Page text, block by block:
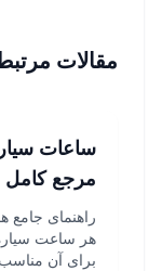
مقالات
ساعات
مرجع کامل
راهنمای جامع
هر ساعت
برای آن